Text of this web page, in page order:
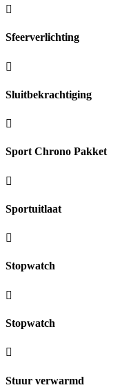
Sfeerverlichting
Sluitbekrachtiging
Sport Chrono Pakket
Sportuitlaat
Stopwatch
Stopwatch
Stuur verwarmd